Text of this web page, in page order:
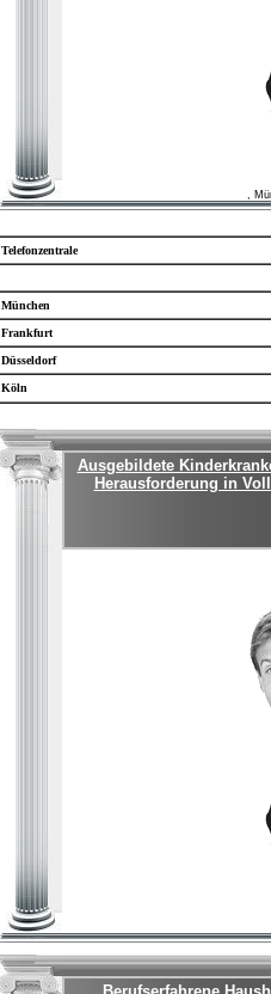
,
Telefonzentrale
München
Frankfurt
Düsseldorf
Köln
Ausgebildete
Herausforderung in